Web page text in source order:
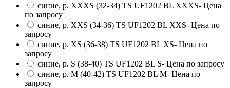
синие, р. XXXS (32-34) TS UF1202 BL XXXS- Цена
по запросу
синие, р. XXS (34-36) TS UF1202 BL XXS- Цена по
запросу
синие, р. XS (36-38) TS UF1202 BL XS- Цена по
запросу
синие, р. S (38-40) TS UF1202 BL S- Цена по запросу
синие, р. M (40-42) TS UF1202 BL M- Цена по
запросу